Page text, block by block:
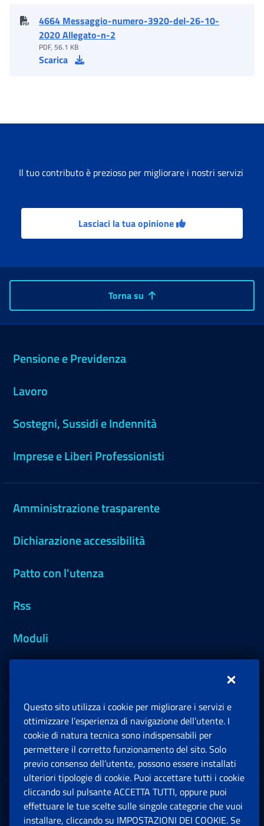
4664 Messaggio-numero-3920-del-26-10-
2020 Allegato-n-2
PDF, 56.1 KB
Scarica
Il tuo contributo è prezioso per migliorare i nostri servizi
Lasciaci la tua opinione
Torna su
Pensione e Previdenza
Lavoro
Sostegni, Sussidi e Indennità
Imprese e Liberi Professionisti
Amministrazione trasparente
Dichiarazione accessibilità
Patto con l'utenza
Rss
Moduli
Sedi e Contatti
Software
Note Legali
Questo sito utilizza i cookie per migliorare i servizi e
ottimizzare l’esperienza di navigazione dell’utente. I
cookie di natura tecnica sono indispensabili per
permettere il corretto funzionamento del sito. Solo
previo consenso dell’utente, possono essere installati
ulteriori tipologie di cookie. Puoi accettare tutti i cookie
cliccando sul pulsante ACCETTA TUTTI, oppure puoi
effettuare le tue scelte sulle singole categorie che vuoi
installare, cliccando su IMPOSTAZIONI DEI COOKIE. Se